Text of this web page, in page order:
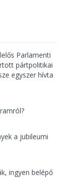
Parlamenti
pártpolitikai
egyszer hívta
a jubileumi
ingyen belépő